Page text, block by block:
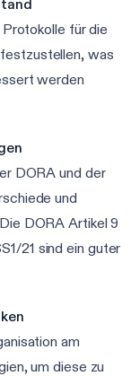
für die
was
werden
DORA und der
und
DORA Artikel 9
21 sind ein guter
am
um diese zu